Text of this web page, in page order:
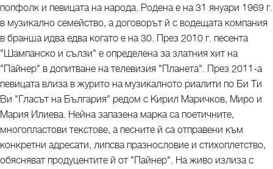
попфолк и певицата на народа. Родена е на 31 януари 1969 г.
в музикално семейство, а договорът й с водещата компания
в бранша идва едва когато е на 30. През 2010 г. песента
"Шампанско и сълзи" е определена за златния хит на
"Пайнер" в допитване на телевизия "Планета". През 2011-а
певицата влиза в журито на музикалното риалити по Би Ти
Ви "Гласът на България" редом с Кирил Маричков, Миро и
Мария Илиева. Нейна запазена марка са поетичните,
многопластови текстове, а песните й са отправени към
конкретни адресати, липсва празнословие и стихоплетство,
обясняват продуцентите й от "Пайнер". На живо излиза с